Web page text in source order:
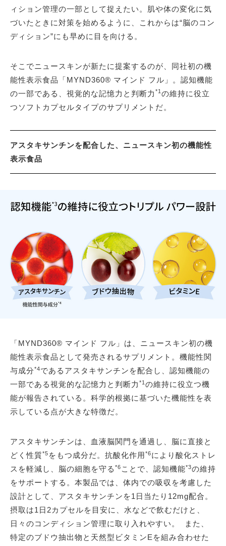
ィション管理の一部として捉えたい。肌や体の変化に気
づいたときに対策を始めるように、これからは“脳のコン
ディション”にも早めに目を向ける。
そこでニュースキンが新たに提案するのが、同社初の機
能性表示食品「MYND360® マインド フル」。認知機能
の一部である、視覚的な記憶力と判断力 *1 の維持に役立
つソフトカプセルタイプのサプリメントだ。
アスタキサンチンを配合した、ニュースキン初の機能性
表示食品
「MYND360® マインド フル」は、ニュースキン初の機
能性表示食品として発売されるサプリメント。機能性関
与成分*4であるアスタキサンチンを配合し、認知機能の
一部である視覚的な記憶力と判断力 *1 の維持に役立つ機
能が報告されている。科学的根拠に基づいた機能性を表
示している点が大きな特徴だ。
アスタキサンチンは、血液脳関門を通過し、脳に直接と
どく性質*5 をもつ成分だ。抗酸化作用*6により酸化ストレ
スを軽減し、脳の細胞を守る *6 ことで、認知機能*3の維持
をサポートする。本製品では、体内での吸収を考慮した
設計として、アスタキサンチンを1日当たり12mg配合。
摂取は1日2カプセルを目安に、水などで飲むだけと、
日々のコンディション管理に取り入れやすい。 また、
特定のブドウ抽出物と天然型ビタミンEを組み合わせた